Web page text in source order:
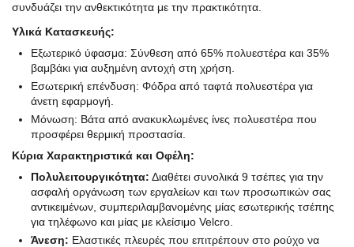
συνδυάζει την ανθεκτικότητα με την πρακτικότητα.
Υλικά Κατασκευής:
Εξωτερικό ύφασμα: Σύνθεση από 65% πολυεστέρα και 35%
βαμβάκι για αυξημένη αντοχή στη χρήση.
Εσωτερική επένδυση: Φόδρα από ταφτά πολυεστέρα για
άνετη εφαρμογή.
Μόνωση: Βάτα από ανακυκλωμένες ίνες πολυεστέρα που
προσφέρει θερμική προστασία.
Κύρια Χαρακτηριστικά και Οφέλη:
Πολυλειτουργικότητα: Διαθέτει συνολικά 9 τσέπες για την
ασφαλή οργάνωση των εργαλείων και των προσωπικών σας
αντικειμένων, συμπεριλαμβανομένης μίας εσωτερικής τσέπης
για τηλέφωνο και μίας με κλείσιμο Velcro.
Άνεση: Ελαστικές πλευρές που επιτρέπουν στο ρούχο να